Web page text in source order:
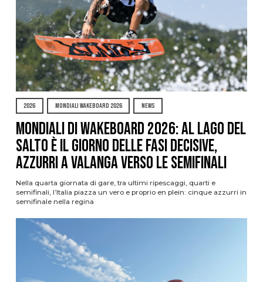
2026 MONDIALI WAKEBOARD 2026 NEWS
Mondiali di Wakeboard 2026: al Lago del
Salto è il giorno delle fasi decisive,
azzurri a valanga verso le semifinali
Nella quarta giornata di gare, tra ultimi ripescaggi, quarti e
semifinali, l’Italia piazza un vero e proprio en plein: cinque azzurri in
semifinale nella regina